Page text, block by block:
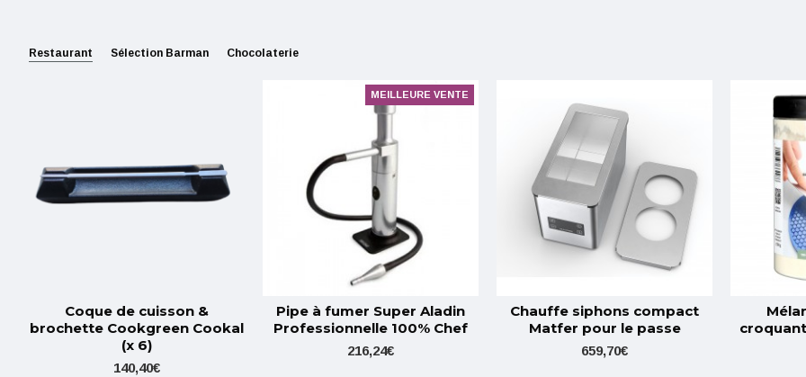
Restaurant Sélection Barman Chocolaterie
Coque de cuisson &
brochette Cookgreen Cookal
(x 6)
140,40€
MEILLEURE VENTE
Pipe à fumer Super Aladin
Professionnelle 100% Chef
216,24€
Chauffe siphons compact
Matfer pour le passe
659,70€